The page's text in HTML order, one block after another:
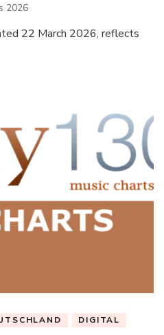
2026
22 March 2026, reflects
DIGITAL